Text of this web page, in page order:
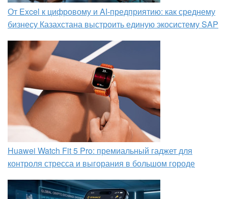
От Excel к цифровому и AI‑предприятию: как среднему
бизнесу Казахстана выстроить единую экосистему SAP
Huawei Watch Fit 5 Pro: премиальный гаджет для
контроля стресса и выгорания в большом городе